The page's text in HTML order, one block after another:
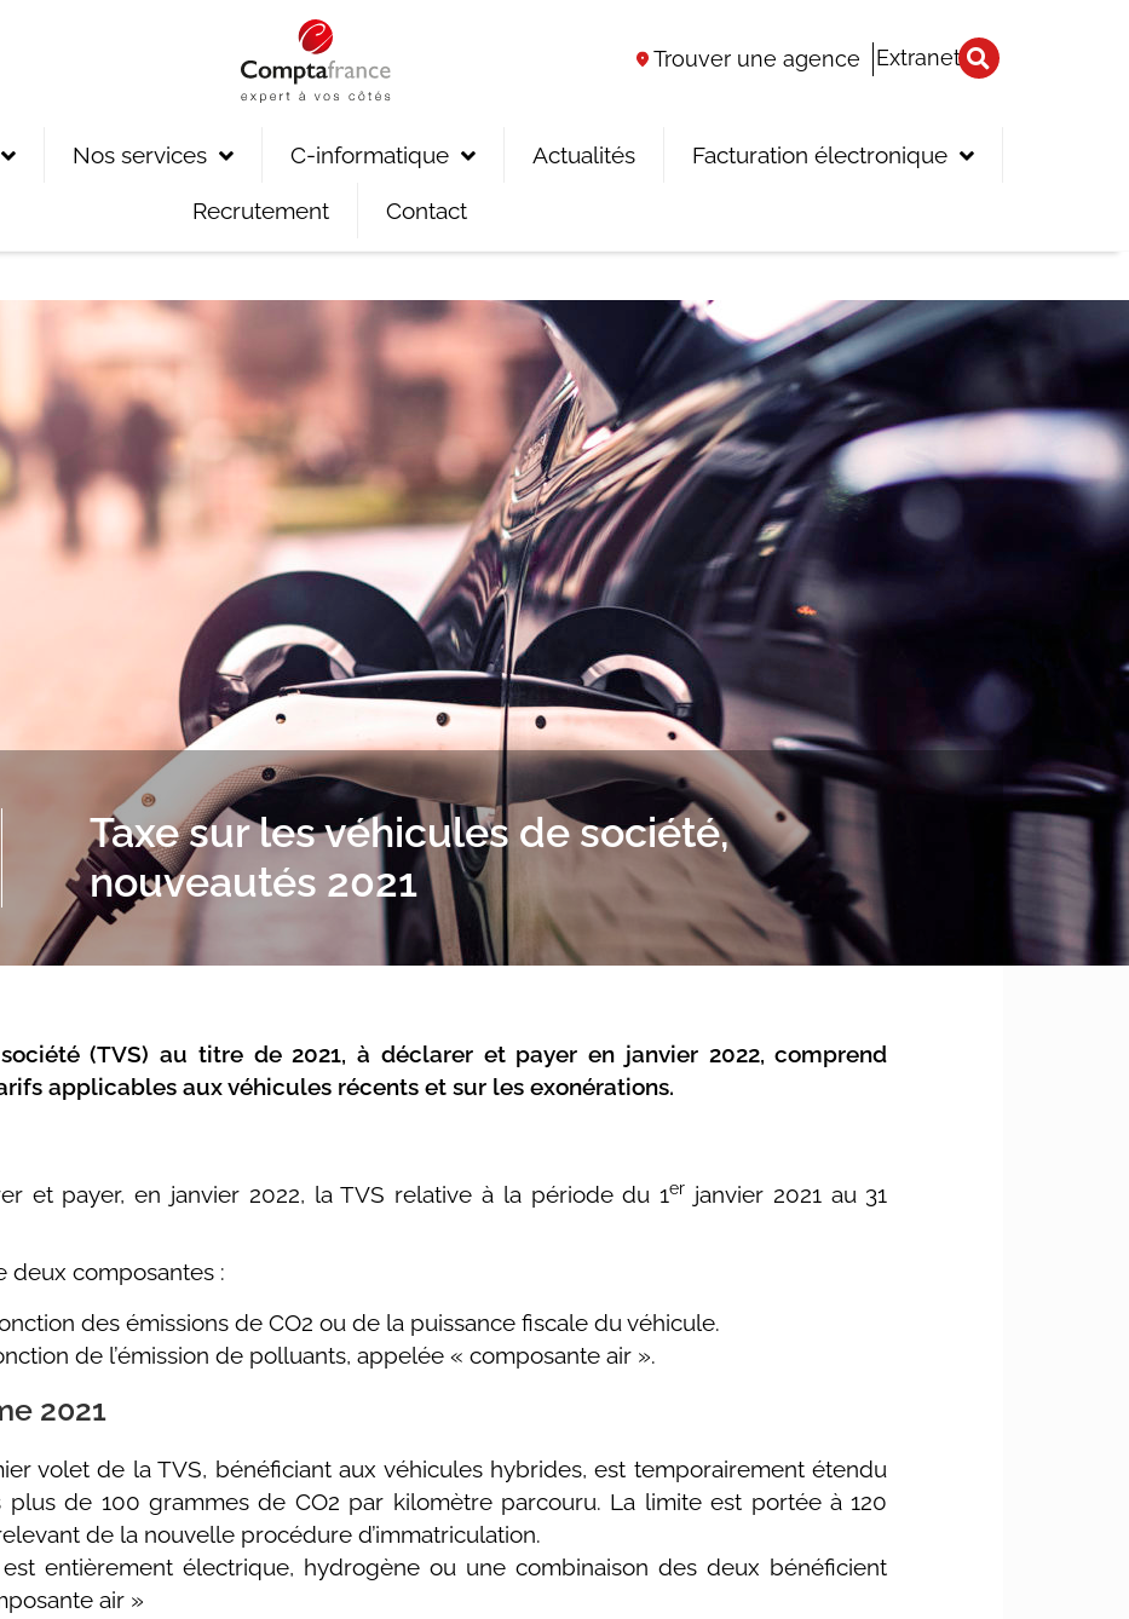
Trouver une agence Extranet
Nos services C-informatique Actualités Facturation électronique
Recrutement Contact
Taxe sur les véhicules de société,
nouveautés 2021
(TVS) au titre de 2021, à déclarer et payer en janvier 2022, comprend
applicables aux véhicules récents et sur les exonérations.
et payer, en janvier 2022, la TVS relative à la période du 1er janvier 2021 au 31
deux composantes :
des émissions de CO2 ou de la puissance fiscale du véhicule.
de l’émission de polluants, appelée « composante air ».
2021
volet de la TVS, bénéficiant aux véhicules hybrides, est temporairement étendu
plus de 100 grammes de CO2 par kilomètre parcouru. La limite est portée à 120
de la nouvelle procédure d’immatriculation.
est entièrement électrique, hydrogène ou une combinaison des deux bénéficient
air »